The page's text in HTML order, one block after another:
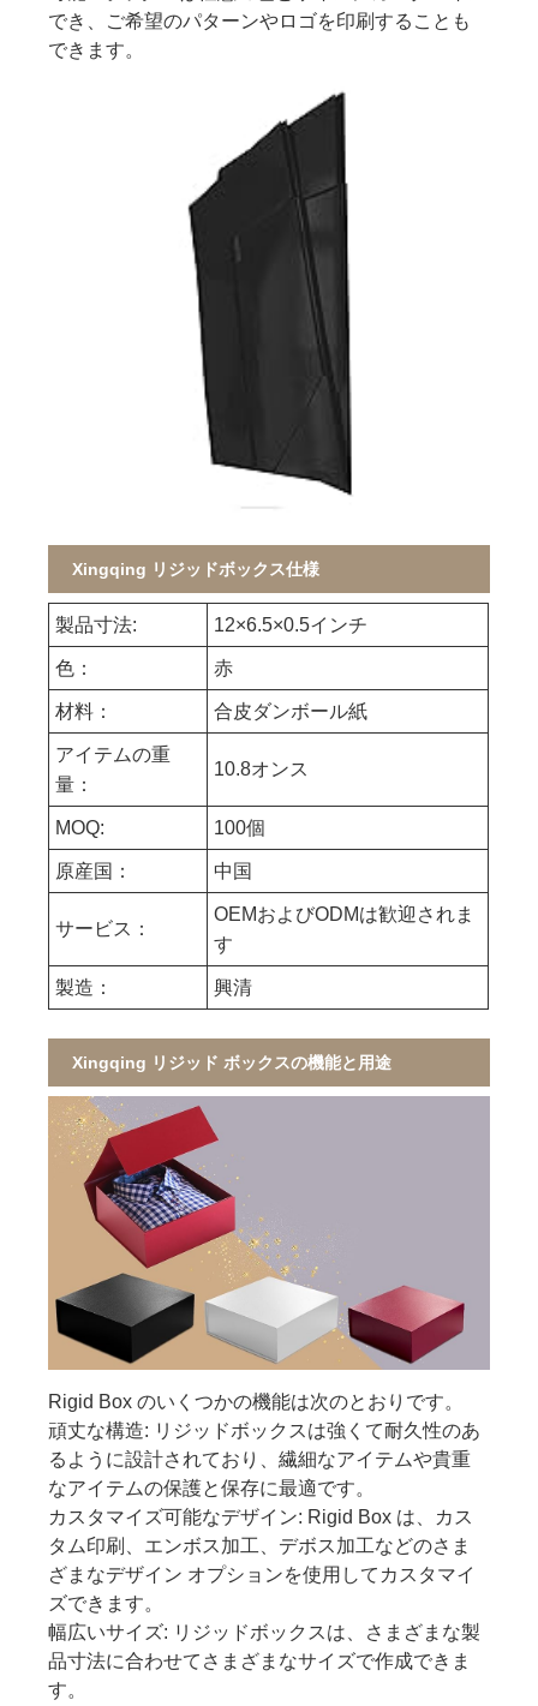
でき、ご希望のパターンやロゴを印刷することも
できます。
Xingqing リジッドボックス仕様
製品寸法: 12×6.5×0.5インチ
色： 赤
材料： 合皮ダンボール紙
アイテムの重
量：
10.8オンス
MOQ: 100個
原産国： 中国
サービス：
OEMおよびODMは歓迎されま
す
製造： 興清
Xingqing リジッド ボックスの機能と用途
Rigid Box のいくつかの機能は次のとおりです。
頑丈な構造: リジッドボックスは強くて耐久性のあ
るように設計されており、繊細なアイテムや貴重
なアイテムの保護と保存に最適です。
カスタマイズ可能なデザイン: Rigid Box は、カス
タム印刷、エンボス加工、デボス加工などのさま
ざまなデザイン オプションを使用してカスタマイ
ズできます。
幅広いサイズ: リジッドボックスは、さまざまな製
品寸法に合わせてさまざまなサイズで作成できま
す。